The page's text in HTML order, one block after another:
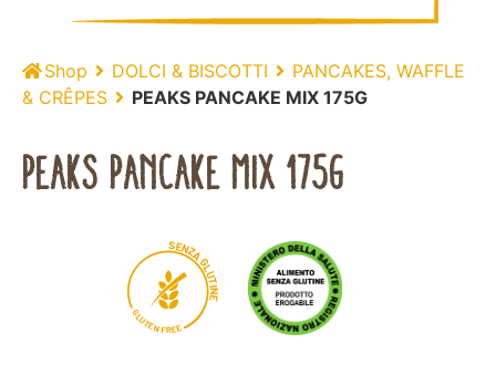
Shop DOLCI & BISCOTTI
PANCAKES, WAFFLE
& CRÊPES
PEAKS PANCAKE MIX 175G
PEAKS PANCAKE MIX 175G
SENZ
AG
LU
T
I
N
E
G
L
UTENFREE